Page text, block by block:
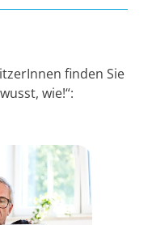
finden Sie
wie!“: